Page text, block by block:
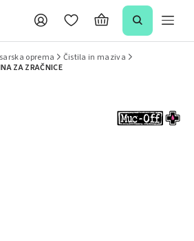
oprema
Čistila in maziva
ZA ZRAČNICE